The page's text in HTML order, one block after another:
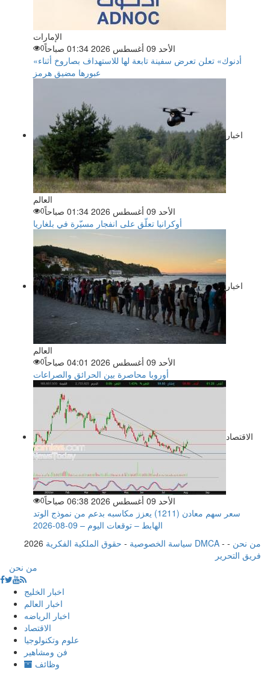
الإمارات
الأحد 09 أغسطس 2026 01:34 صباحاً
0
«أدنوك» تعلن تعرض سفينة تابعة لها للاستهداف بصاروخ أثناء
عبورها مضيق هرمز
اخبار
العالم
الأحد 09 أغسطس 2026 01:34 صباحاً
0
أوكرانيا تعلّق على انفجار مسيّرة في بلغاريا
اخبار
العالم
الأحد 09 أغسطس 2026 04:01 صباحاً
0
أوروبا محاصرة بين الحرائق والصراعات
الاقتصاد
الأحد 09 أغسطس 2026 06:38 صباحاً 0
سعر سهم معادن (1211) يعزز مكاسبه بدعم من نموذج الوتد
الهابط – توقعات اليوم – 09-08-2026
2026
سياسة الخصوصية - حقوق الملكية الفكرية DMCA - من نحن -
فريق التحرير
من نحن
اخبار الخليج
اخبار العالم
اخبار الرياضه
الاقتصاد
علوم وتكنولوجيا
فن ومشاهير
وظائف